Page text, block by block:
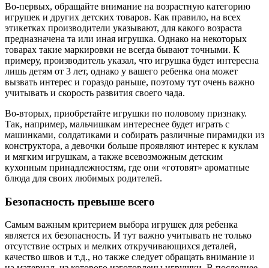
Во-первых, обращайте внимание на возрастную категорию
игрушек и других детских товаров. Как правило, на всех
этикетках производители указывают, для какого возраста
предназначена та или иная игрушка. Однако на некоторых
товарах такие маркировки не всегда бывают точными. К
примеру, производитель указал, что игрушка будет интересна
лишь детям от 3 лет, однако у вашего ребенка она может
вызвать интерес и гораздо раньше, поэтому тут очень важно
учитывать и скорость развития своего чада.
Во-вторых, приобретайте игрушки по половому признаку.
Так, например, мальчишкам интереснее будет играть с
машинками, солдатиками и собирать различные пирамидки из
конструктора, а девочки больше проявляют интерес к куклам
и мягким игрушкам, а также всевозможным детским
кухонным принадлежностям, где они «готовят» ароматные
блюда для своих любимых родителей.
Безопасность превыше всего
Самым важным критерием выбора игрушек для ребенка
является их безопасность. И тут важно учитывать не только
отсутствие острых и мелких откручивающихся деталей,
качество швов и т.д., но также следует обращать внимание и